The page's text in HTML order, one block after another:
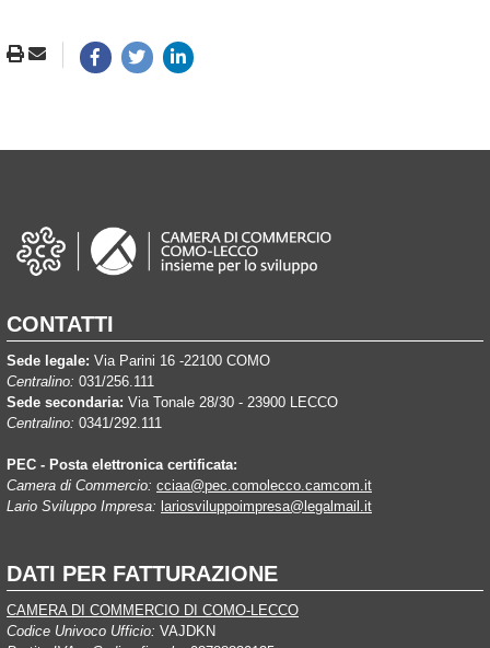
CONTATTI
Sede legale: Via Parini 16 -22100 COMO
Centralino: 031/256.111
Sede secondaria: Via Tonale 28/30 - 23900 LECCO
Centralino: 0341/292.111
PEC - Posta elettronica certificata:
Camera di Commercio: cciaa@pec.comolecco.camcom.it
Lario Sviluppo Impresa: lariosviluppoimpresa@legalmail.it
DATI PER FATTURAZIONE
CAMERA DI COMMERCIO DI COMO-LECCO
Codice Univoco Ufficio: VAJDKN